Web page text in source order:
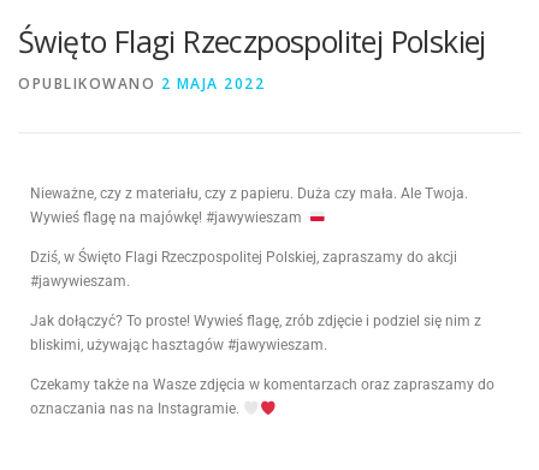
Święto Flagi Rzeczpospolitej Polskiej
OPUBLIKOWANO 2 MAJA 2022
Nieważne, czy z materiału, czy z papieru. Duża czy mała. Ale Twoja.
Wywieś flagę na majówkę! #jawywieszam
Dziś, w Święto Flagi Rzeczpospolitej Polskiej, zapraszamy do akcji
#jawywieszam.
Jak dołączyć? To proste! Wywieś flagę, zrób zdjęcie i podziel się nim z
bliskimi, używając hasztagów #jawywieszam.
Czekamy także na Wasze zdjęcia w komentarzach oraz zapraszamy do
oznaczania nas na Instagramie.